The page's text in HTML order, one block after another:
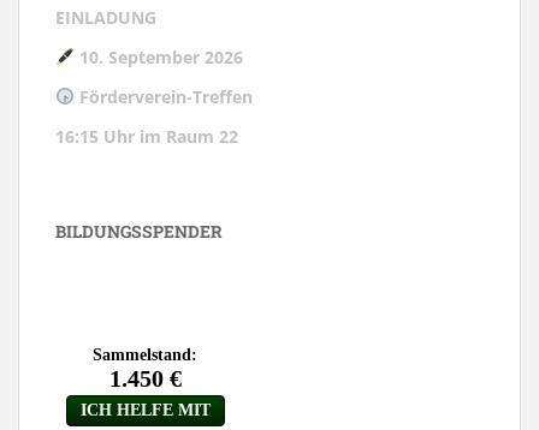
EINLADUNG
10. September 2026
Förderverein-Treffen
16:15 Uhr im Raum 22
BILDUNGSSPENDER